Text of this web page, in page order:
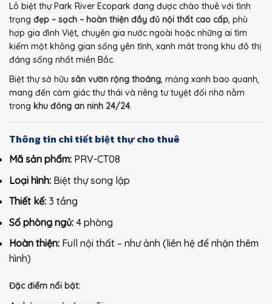
Lô biệt thự Park River Ecopark đang được chào thuê với tình
trạng đẹp – sạch – hoàn thiện đầy đủ nội thất cao cấp, phù
hợp gia đình Việt, chuyên gia nước ngoài hoặc những ai tìm
kiếm một không gian sống yên tĩnh, xanh mát trong khu đô thị
đáng sống nhất miền Bắc.
Biệt thự sở hữu sân vườn rộng thoáng, mảng xanh bao quanh,
mang đến cảm giác thư thái và riêng tư tuyệt đối nhờ nằm
trong khu đóng an ninh 24/24.
Thông tin chi tiết biệt thự cho thuê
Mã sản phẩm: PRV-CT08
Loại hình: Biệt thự song lập
Thiết kế: 3 tầng
Số phòng ngủ: 4 phòng
Hoàn thiện: Full nội thất – như ảnh (liên hệ để nhận thêm
hình)
Đặc điểm nổi bật: